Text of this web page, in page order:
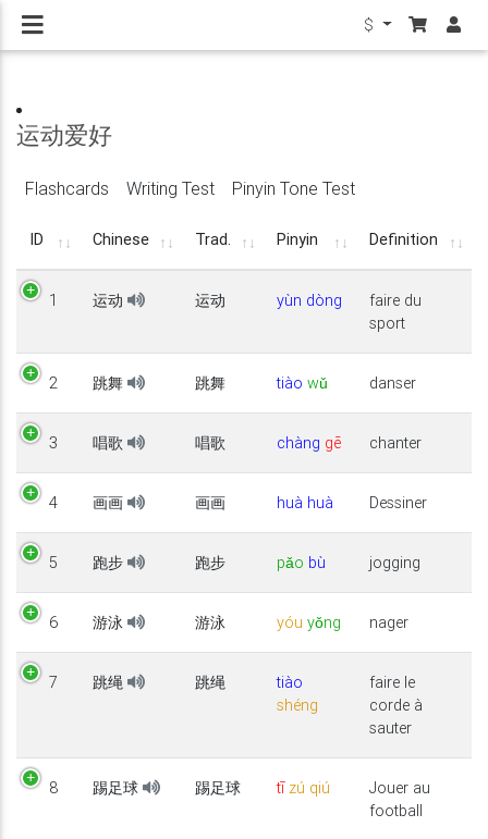
$
运动爱好
Flashcards Writing Test Pinyin Tone Test
ID Chinese Trad. Pinyin Definition
1 运动 运动 yùn dòng
faire du
sport
2 跳舞 跳舞 tiào wǔ danser
3 唱歌 唱歌 chàng gē chanter
4 画画 画画 huà huà Dessiner
5 跑步 跑步 pǎo bù jogging
6 游泳 游泳 yóu yǒng nager
7 跳绳 跳绳
tiào
shéng
faire le
corde à
sauter
8 踢足球 踢足球 tī zú qiú
Jouer au
football